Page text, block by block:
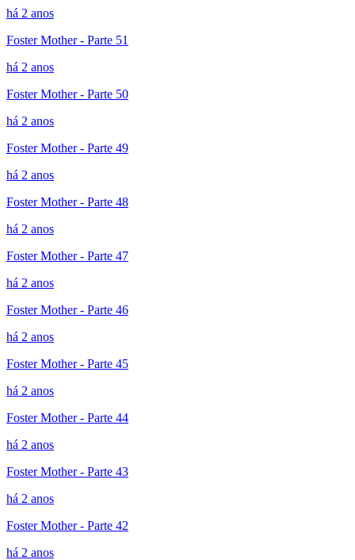
há 2 anos
Foster Mother - Parte 51
há 2 anos
Foster Mother - Parte 50
há 2 anos
Foster Mother - Parte 49
há 2 anos
Foster Mother - Parte 48
há 2 anos
Foster Mother - Parte 47
há 2 anos
Foster Mother - Parte 46
há 2 anos
Foster Mother - Parte 45
há 2 anos
Foster Mother - Parte 44
há 2 anos
Foster Mother - Parte 43
há 2 anos
Foster Mother - Parte 42
há 2 anos